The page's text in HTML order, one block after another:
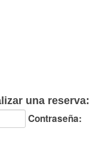
una reserva:
Contraseña: